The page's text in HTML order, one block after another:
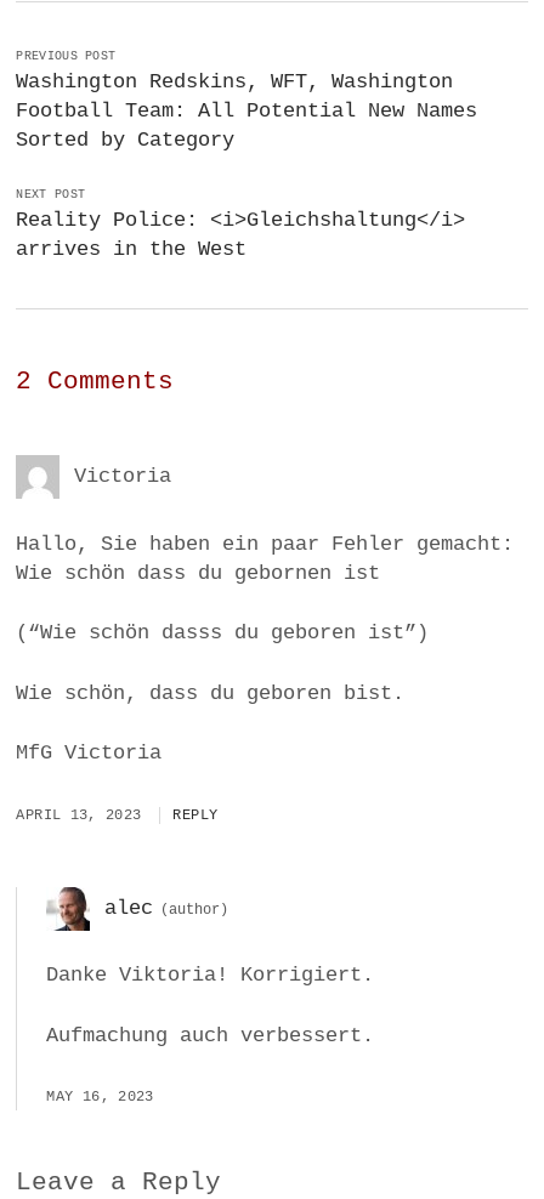
PREVIOUS POST
Washington Redskins, WFT, Washington
Football Team: All Potential New Names
Sorted by Category
NEXT POST
Reality Police: <i>Gleichshaltung</i>
arrives in the West
2 Comments
Victoria
Hallo, Sie haben ein paar Fehler gemacht:
Wie schön dass du gebornen ist
(“Wie schön dasss du geboren ist”)
Wie schön, dass du geboren bist.
MfG Victoria
APRIL 13, 2023 REPLY
alec
Danke Viktoria! Korrigiert.
Aufmachung auch verbessert.
MAY 16, 2023
Leave a Reply